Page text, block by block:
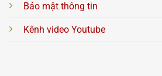
Bảo mật thông tin
Kênh video Youtube